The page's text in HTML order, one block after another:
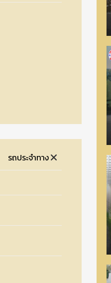
รถประจำทาง